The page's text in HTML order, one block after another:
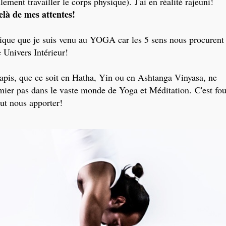
de mes attentes!
que je suis venu au YOGA car les 5 sens nous procurent
Univers Intérieur!
que ce soit en Hatha, Yin ou en Ashtanga Vinyasa, ne
pas dans le vaste monde de Yoga et Méditation. C'est fou
nous apporter!